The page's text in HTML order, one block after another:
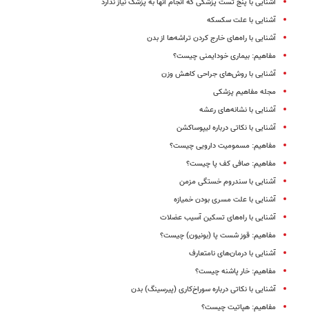
آشنایی با علت سکسکه
آشنایی با راه‌های خارج کردن تراشه‌ها از بدن
مفاهیم: بیماری‌ خودایمنی چیست؟
آشنایی با روش‌های جراحی کاهش وزن
مجله مفاهیم پزشکی
آشنایی با نشانه‌های رعشه
آشنایی با نکاتی درباره لیپوساکشن
مفاهیم: مسمومیت دارویی چیست؟
مفاهیم: صافی کف پا چیست؟
آشنایی با سندروم خستگی مزمن
آشنایی با علت مسری بودن خمیازه
آشنایی با راه‌های تسکین آسیب عضلات
مفاهیم: قوز شست پا (بونیون) چیست؟
آشنایی با درمان‌های نامتعارف
مفاهیم: خار پاشنه چیست؟
آشنایی با نکاتی درباره سوراخ‌کاری (پیرسینگ) بدن
مفاهیم: هپاتیت چیست؟